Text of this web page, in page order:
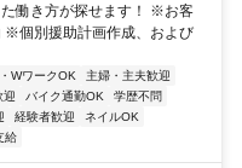
働き方が探せます！ ※お客
※個別援助計画作成、および
WワークOK
主婦・主夫歓迎
迎 バイク通勤OK
学歴不問
経験者歓迎
ネイルOK
給